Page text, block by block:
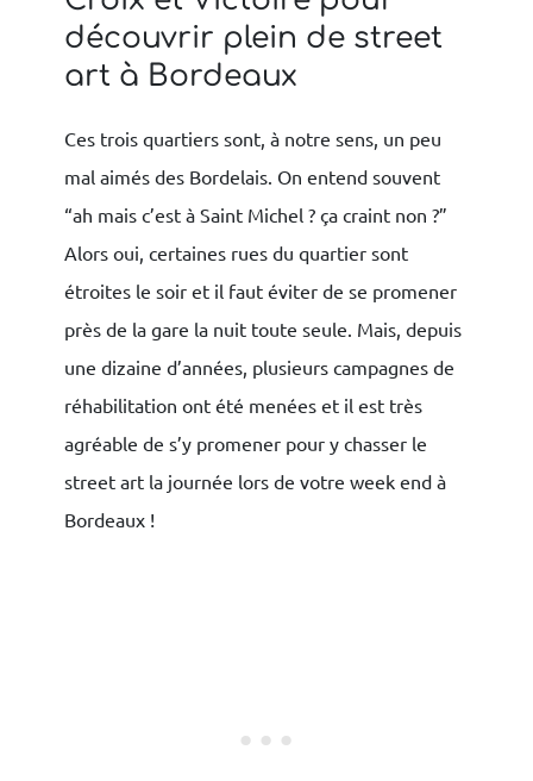
découvrir plein de street
art à Bordeaux
Ces trois quartiers sont, à notre sens, un peu
mal aimés des Bordelais. On entend souvent
“ah mais c’est à Saint Michel ? ça craint non ?”
Alors oui, certaines rues du quartier sont
étroites le soir et il faut éviter de se promener
près de la gare la nuit toute seule. Mais, depuis
une dizaine d’années, plusieurs campagnes de
réhabilitation ont été menées et il est très
agréable de s’y promener pour y chasser le
street art la journée lors de votre week end à
Bordeaux !